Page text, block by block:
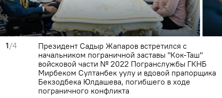
1/4
Президент Садыр Жапаров встретился с
начальником пограничной заставы "Кок-Таш"
войсковой части № 2022 Погранслужбы ГКНБ
Мирбеком Султанбек уулу и вдовой прапорщика
Бекзодбека Юлдашева, погибшего в ходе
пограничного конфликта